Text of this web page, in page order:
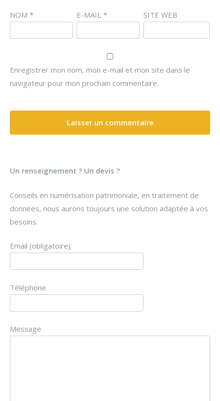
NOM * E-MAIL * SITE WEB
Enregistrer mon nom, mon e-mail et mon site dans le
navigateur pour mon prochain commentaire.
Un renseignement ? Un devis ?
Conseils en numérisation patrimoniale, en traitement de
données, nous aurons toujours une solution adaptée à vos
besoins.
Email (obligatoire)
Téléphone
Message